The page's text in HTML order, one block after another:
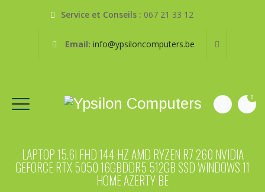
Service et Conseils : 067 21 33 12
Email: info@ypsiloncomputers.be
0
LAPTOP 15.6I FHD 144 HZ AMD RYZEN R7 260 NVIDIA
GEFORCE RTX 5050 16GBDDR5 512GB SSD WINDOWS 11
HOME AZERTY BE